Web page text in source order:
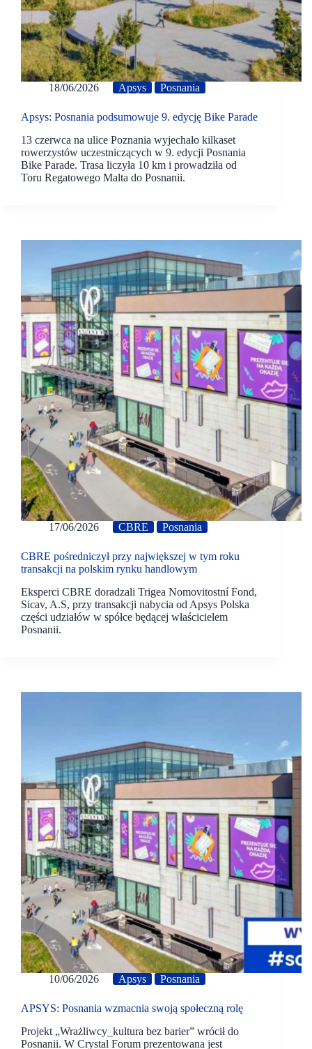
18/06/2026 Apsys Posnania
Apsys: Posnania podsumowuje 9. edycję Bike Parade
13 czerwca na ulice Poznania wyjechało kilkaset
rowerzystów uczestniczących w 9. edycji Posnania
Bike Parade. Trasa liczyła 10 km i prowadziła od
Toru Regatowego Malta do Posnanii.
17/06/2026 CBRE Posnania
CBRE pośredniczył przy największej w tym roku
transakcji na polskim rynku handlowym
Eksperci CBRE doradzali Trigea Nomovitostní Fond,
Sicav, A.S, przy transakcji nabycia od Apsys Polska
części udziałów w spółce będącej właścicielem
Posnanii.
10/06/2026 Apsys Posnania
APSYS: Posnania wzmacnia swoją społeczną rolę
Projekt „Wrażliwcy_kultura bez barier” wrócił do
Posnanii. W Crystal Forum prezentowana jest